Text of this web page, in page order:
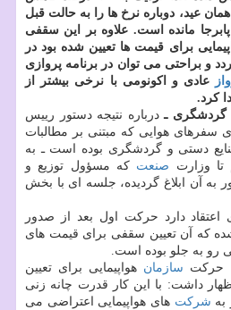
عید، دوباره نرخ ها را به حالت قبل
مانده است. علاوه بر این سقفی
برای قیمت ها تعیین شده بود در
و براحتی می توان در برنامه پروازی
عادی و اكونومی با نرخی بیشتر از
كرد.
گردشگری ـدرباره نتیجه دستور رییس
سفرهای هوایی كه مبتنی بر مطالبات
دستی و گردشگری بوده است ـ به
تا وزارت صنعت كه مسؤول توزیع و
به آن ابلاغ گردیده، جلسه ای با بخش
دارد حركت اول بعد از صدور
كه آن تعیین سقفی برای قیمت های
رو به جلو بوده است.
حركت سازمان هواپیمایی برای تعیین
داشت: با این كار قدرت چانه زنی
به شركت های هواپیمایی اعتراضی می